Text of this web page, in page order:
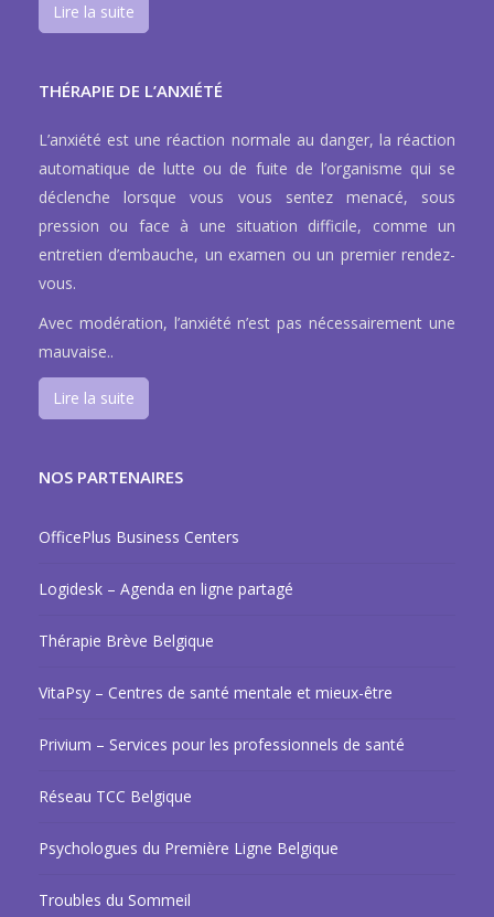
Lire la suite
THÉRAPIE DE L’ANXIÉTÉ
L’anxiété est une réaction normale au danger, la réaction
automatique de lutte ou de fuite de l’organisme qui se
déclenche lorsque vous vous sentez menacé, sous
pression ou face à une situation difficile, comme un
entretien d’embauche, un examen ou un premier rendez-
vous.
Avec modération, l’anxiété n’est pas nécessairement une
mauvaise..
Lire la suite
NOS PARTENAIRES
OfficePlus Business Centers
Logidesk – Agenda en ligne partagé
Thérapie Brève Belgique
VitaPsy – Centres de santé mentale et mieux-être
Privium – Services pour les professionnels de santé
Réseau TCC Belgique
Psychologues du Première Ligne Belgique
Troubles du Sommeil